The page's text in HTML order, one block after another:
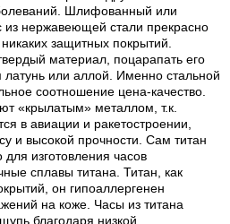
Шлифованный или
из нержавеющей стали прекрасно
защитных покрытий.
материал, поцарапать его
латунь или аллой. Именно стальной
соотношение цена-качество.
«крылатым» металлом, т.к.
в авиации и ракетостроении,
и высокой прочности. Сам титан
для изготовления часов
сплавы титана. Титан, как
он гипоаллергенен
на коже. Часы из титана
благодаря низкой